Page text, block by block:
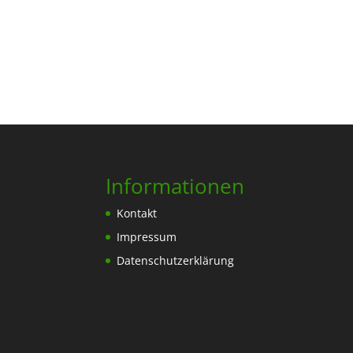
Informationen
Kontakt
Impressum
Datenschutzerklärung